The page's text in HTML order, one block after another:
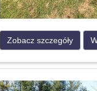
Zobacz szczegóły